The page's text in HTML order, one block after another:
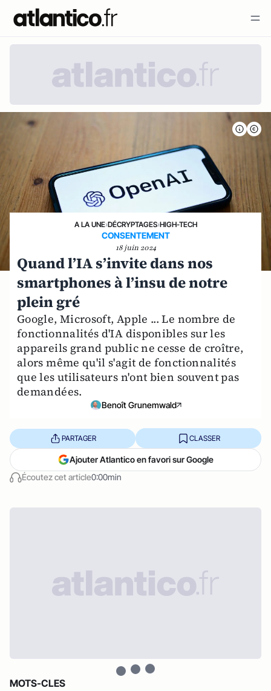
A LA UNE›DÉCRYPTAGES›HIGH-TECH
CONSENTEMENT
18 juin 2024
Quand l’IA s’invite dans nos
smartphones à l’insu de notre
plein gré
Google, Microsoft, Apple ... Le nombre de
fonctionnalités d'IA disponibles sur les
appareils grand public ne cesse de croître,
alors même qu'il s'agit de fonctionnalités
que les utilisateurs n'ont bien souvent pas
demandées.
Benoît Grunemwald
Écoutez cet article0:00min
PARTAGER CLASSER
Ajouter Atlantico en favori sur Google
MOTS-CLES